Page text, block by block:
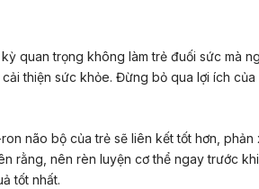
quan trọng không làm trẻ đuối sức mà
thiện sức khỏe. Đừng bỏ qua lợi ích
não bộ của trẻ sẽ liên kết tốt hơn, phản
rằng, nên rèn luyện cơ thể ngay trước
tốt nhất.